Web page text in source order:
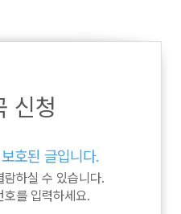
신청
호된 글입니다.
하실 수 있습니다.
호를 입력하세요.